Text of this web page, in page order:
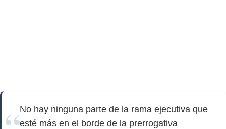
No hay ninguna parte de la rama ejecutiva que
esté más en el borde de la prerrogativa